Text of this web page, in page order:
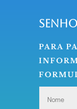
PARA